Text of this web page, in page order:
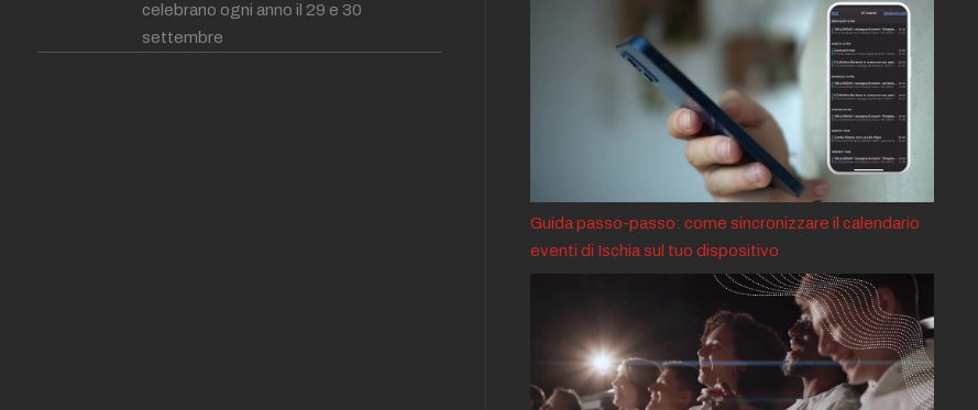
celebrano ogni anno il 29 e 30
settembre
Guida passo-passo: come sincronizzare il calendario
eventi di Ischia sul tuo dispositivo